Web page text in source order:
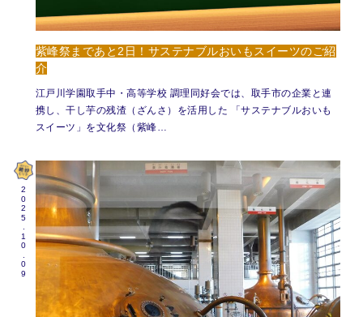
紫峰祭まであと2日！サステナブルおいもスイーツのご紹
介
江戸川学園取手中・高等学校 調理同好会では、取手市の企業と連
携し、干し芋の残渣（ざんさ）を活用した 「サステナブルおいも
スイーツ」を文化祭（紫峰…
2025.10.09